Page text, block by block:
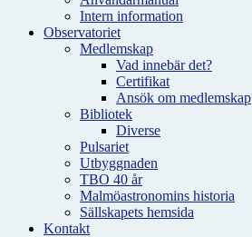
Intern information
Observatoriet
Medlemskap
Vad innebär det?
Certifikat
Ansök om medlemskap
Bibliotek
Diverse
Pulsariet
Utbyggnaden
TBO 40 år
Malmöastronomins historia
Sällskapets hemsida
Kontakt